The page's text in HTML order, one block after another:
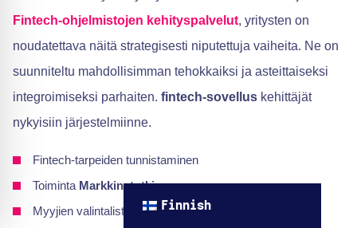
Fintech-ohjelmistojen kehityspalvelut, yritysten on
noudatettava näitä strategisesti niputettuja vaiheita. Ne on
suunniteltu mahdollisimman tehokkaiksi ja asteittaiseksi
integroimiseksi parhaiten. fintech-sovellus kehittäjät
nykyisiin järjestelmiinne.
Fintech-tarpeiden tunnistaminen
Toiminta Markkinatutkimus
Myyjien valintalista
Finnish